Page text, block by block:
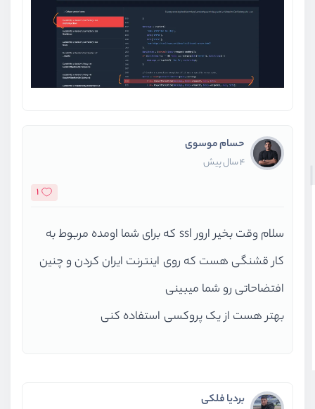
حسام موسوی
4 سال پیش
1
سلام وقت بخیر ارور ssl که برای شما اومده مربوط به
کار قشنگی هست که روی اینترنت ایران کردن و چنین
افتضاحاتی رو شما میبینی
بهتر هست از یک پروکسی استفاده کنی
بردیا فلکی